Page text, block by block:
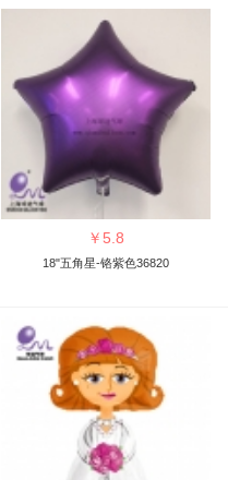
￥ 5.8
18"五角星-铬紫色36820